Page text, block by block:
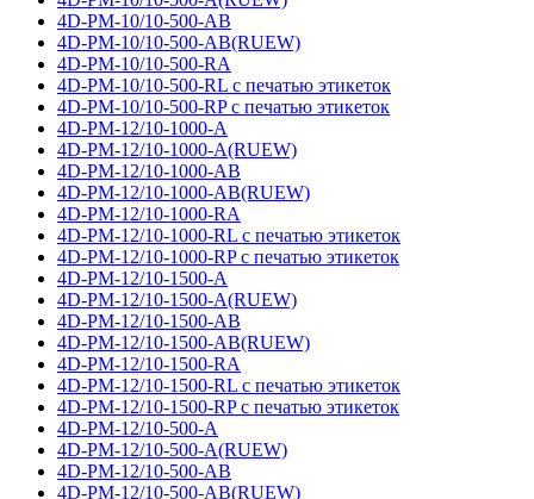
4D-PM-10/10-500-AB
4D-PM-10/10-500-AB(RUEW)
4D-PM-10/10-500-RA
4D-PM-10/10-500-RL с печатью этикеток
4D-PM-10/10-500-RP с печатью этикеток
4D-PM-12/10-1000-A
4D-PM-12/10-1000-A(RUEW)
4D-PM-12/10-1000-AB
4D-PM-12/10-1000-AB(RUEW)
4D-PM-12/10-1000-RA
4D-PM-12/10-1000-RL с печатью этикеток
4D-PM-12/10-1000-RP с печатью этикеток
4D-PM-12/10-1500-A
4D-PM-12/10-1500-A(RUEW)
4D-PM-12/10-1500-AB
4D-PM-12/10-1500-AB(RUEW)
4D-PM-12/10-1500-RA
4D-PM-12/10-1500-RL с печатью этикеток
4D-PM-12/10-1500-RP с печатью этикеток
4D-PM-12/10-500-A
4D-PM-12/10-500-A(RUEW)
4D-PM-12/10-500-AB
4D-PM-12/10-500-AB(RUEW)